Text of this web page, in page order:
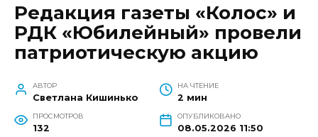
Редакция газеты «Колос» и
РДК «Юбилейный» провели
патриотическую акцию
АВТОР
Светлана Кишинько
НА ЧТЕНИЕ
2 мин
ПРОСМОТРОВ
132
ОПУБЛИКОВАНО
08.05.2026 11:50